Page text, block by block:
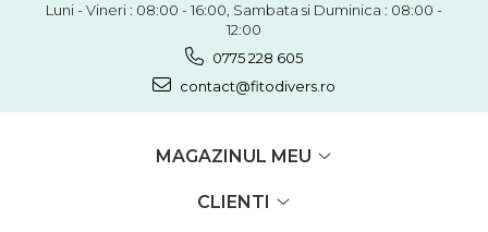
Luni - Vineri : 08:00 - 16:00, Sambata si Duminica : 08:00 -
12:00
0775 228 605
contact@fitodivers.ro
MAGAZINUL MEU
CLIENTI